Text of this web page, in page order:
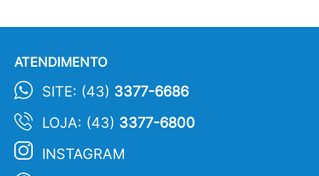
ATENDIMENTO
SITE: (43) 3377-6686
LOJA: (43) 3377-6800
INSTAGRAM